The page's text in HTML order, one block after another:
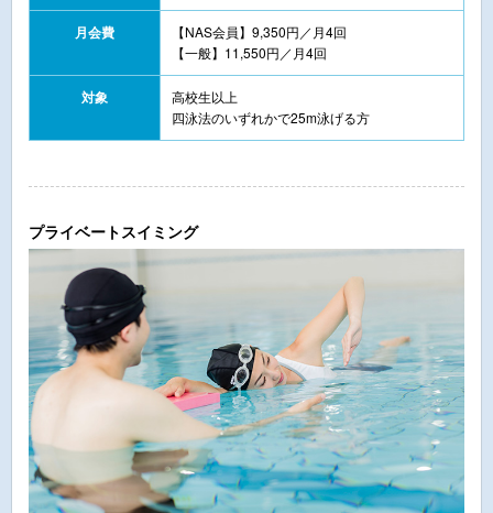
月会費
【NAS会員】9,350円／月4回
【一般】11,550円／月4回
対象
高校生以上
四泳法のいずれかで25m泳げる方
プライベートスイミング